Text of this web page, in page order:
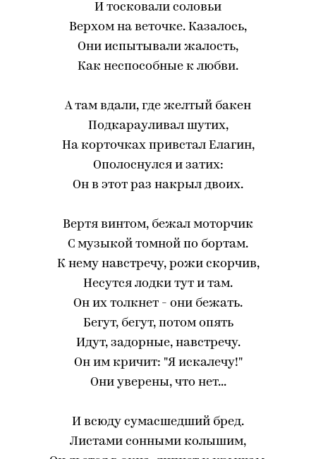
И тосковали соловьи
Верхом на веточке. Казалось,
Они испытывали жалость,
Как неспособные к любви.
А там вдали, где желтый бакен
Подкарауливал шутих,
На корточках привстал Елагин,
Ополоснулся и затих:
Он в этот раз накрыл двоих.
Вертя винтом, бежал моторчик
С музыкой томной по бортам.
К нему навстречу, рожи скорчив,
Несутся лодки тут и там.
Он их толкнет - они бежать.
Бегут, бегут, потом опять
Идут, задорные, навстречу.
Он им кричит: "Я искалечу!"
Они уверены, что нет...
И всюду сумасшедший бред.
Листами сонными колышим,